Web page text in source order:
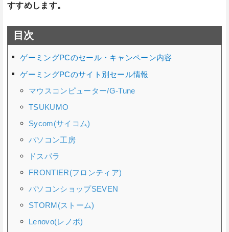
すすめします。
目次
ゲーミングPCのセール・キャンペーン内容
ゲーミングPCのサイト別セール情報
マウスコンピューター/G-Tune
TSUKUMO
Sycom(サイコム)
パソコン工房
ドスパラ
FRONTIER(フロンティア)
パソコンショップSEVEN
STORM(ストーム)
Lenovo(レノボ)